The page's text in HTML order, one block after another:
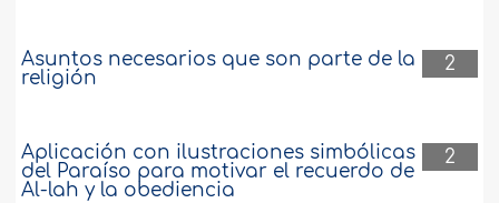
2
Asuntos necesarios que son parte de la
religión
2
Aplicación con ilustraciones simbólicas
del Paraíso para motivar el recuerdo de
Al-lah y la obediencia